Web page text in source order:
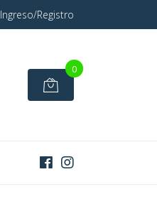
Ingreso/Registro
0